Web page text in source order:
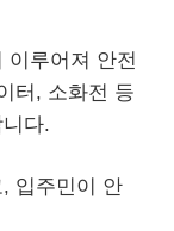
이루어져 안전
터, 소화전 등
다.
입주민이 안